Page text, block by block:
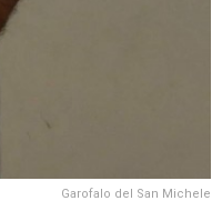
Garofalo del San Michele